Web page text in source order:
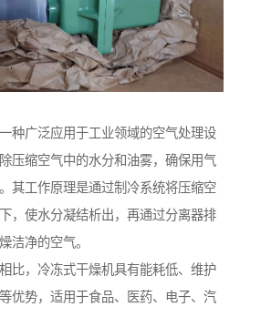
种广泛应用于工业领域的空气处理设
压缩空气中的水分和油雾，确保用气
其工作原理是通过制冷系统将压缩空
，使水分凝结析出，再通过分离器排
洁净的空气。
比，冷冻式干燥机具有能耗低、维护
优势，适用于食品、医药、电子、汽